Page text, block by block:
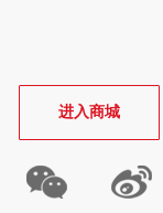
进入商城